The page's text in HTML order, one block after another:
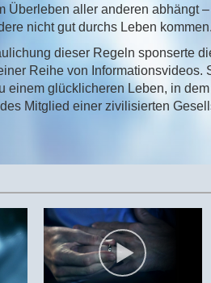
Überleben aller anderen abhängt
nicht gut durchs Leben kommen.
dieser Regeln sponserte
Reihe von Informationsvideos.
einem glücklicheren Leben, in
Mitglied einer zivilisierten